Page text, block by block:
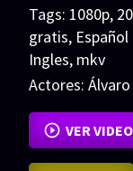
Tags: 1080p,
gratis,
Ingles, mkv
Actores:
Humberto
VER VIDEO